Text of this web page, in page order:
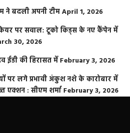
बदली अपनी टीमApril 1, 2026
पर सवाल: टूको किड्स के नए कैंपेन में
30, 2026
ईडी की हिरासत में February 3, 2026
पर लगे प्रभावी अंकुश नशे के कारोबार में
एक्शन : सीएम शर्मा February 3, 2026